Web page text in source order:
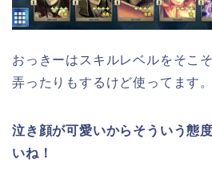
おっきーはスキルレベルをそこ
弄ったりもするけど使ってます。
泣き顔が可愛いからそういう態
いね！